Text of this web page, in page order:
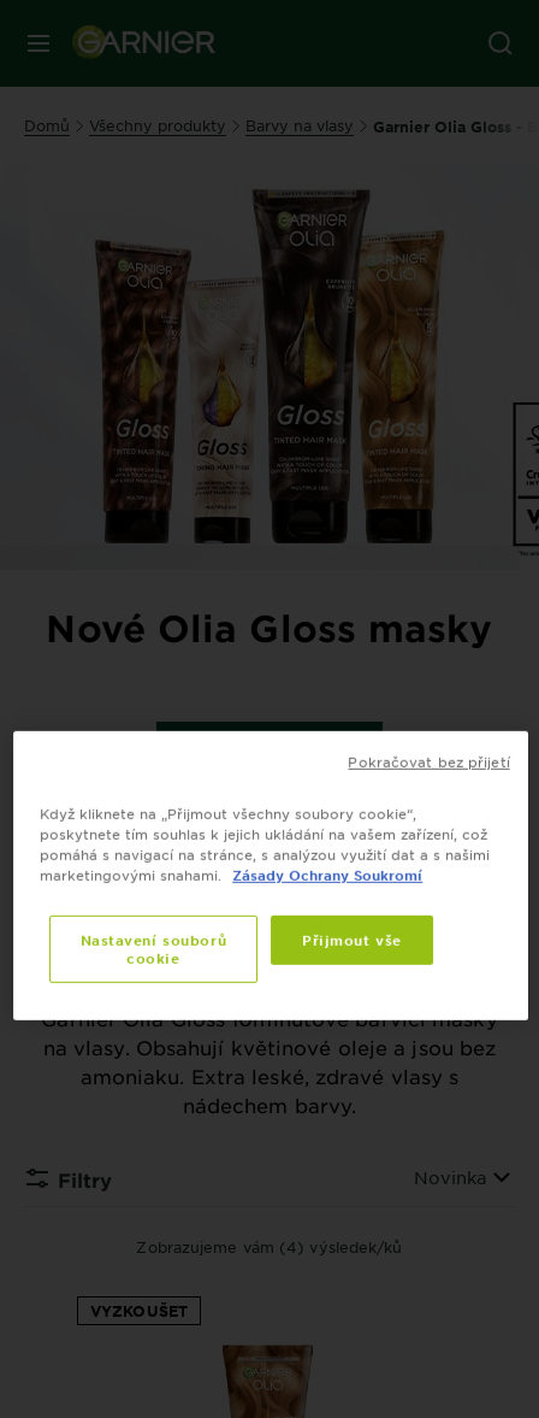
MENU
Domů Všechny produkty Barvy na vlasy Garnier Olia Gloss -
Nové Olia Gloss masky
Garnier Olia Gloss - Barvy na
vlasy
Garnier Olia Gloss 10minutové barvicí masky
na vlasy. Obsahují květinové oleje a jsou bez
amoniaku. Extra leské, zdravé vlasy s
nádechem barvy.
Filtry Seřadit podle
Novinka
Zobrazujeme vám (4) výsledek/ků
VYZKOUŠET
Když kliknete na „Přijmout všechny soubory cookie“,
poskytnete tím souhlas k jejich ukládání na vašem zařízení, což
pomáhá s navigací na stránce, s analýzou využití dat a s našimi
marketingovými snahami.
Zásady Ochrany Soukromí
Nastavení souborů
cookie
Přijmout vše
Pokračovat bez přijetí